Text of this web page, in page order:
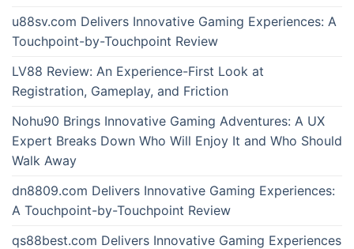
u88sv.com Delivers Innovative Gaming Experiences: A
Touchpoint-by-Touchpoint Review
LV88 Review: An Experience-First Look at
Registration, Gameplay, and Friction
Nohu90 Brings Innovative Gaming Adventures: A UX
Expert Breaks Down Who Will Enjoy It and Who Should
Walk Away
dn8809.com Delivers Innovative Gaming Experiences:
A Touchpoint-by-Touchpoint Review
qs88best.com Delivers Innovative Gaming Experiences